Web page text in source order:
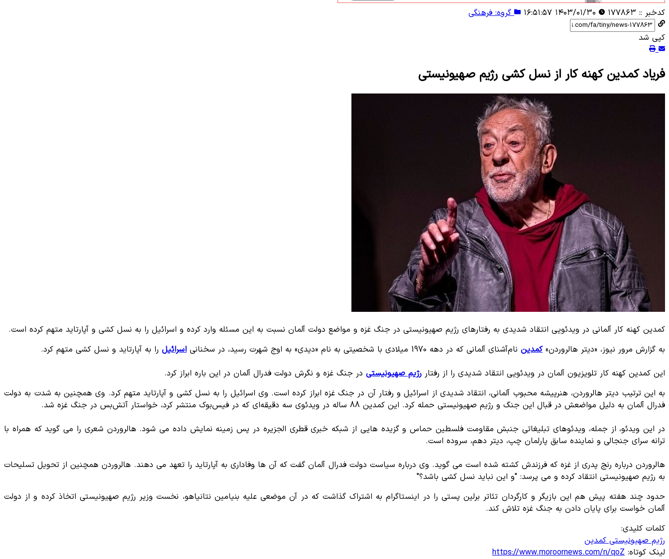
کدخبر :: ۱۷۷۸۶۳ گروه: فرهنگی
کپی شد
فریاد کمدین کهنه کار از نسل کشی رژیم صهیونیستی
کمدین کهنه کار آلمانی در ویدئویی انتقاد شدیدی به رفتارهای رژیم صهیونیستی در جنگ غزه و مواضع دولت آلمان نسبت به این مسئله وارد کرده و اسرائیل را به نسل کشی و آپارتاید متهم کرده است.
به گزارش مرور نیوز، «دیتر هالروردن»کمدین نام‌آشنای آلمانی که در دهه 1970 میلادی با شخصیتی به نام «دیدی» به اوج شهرت رسید، در سخنانی اسرائیل را به آپارتاید و نسل کشی متهم کرد.
این کمدین کهنه کار تلویزیون آلمان در ویدئویی انتقاد شدیدی را از رفتار رژیم صهیونیستی در جنگ غزه و نگرش دولت فدرال آلمان در این باره ابراز کرد.
به این ترتیب دیتر هالروردن، هنرپیشه محبوب آلمانی، انتقاد شدیدی از اسرائیل و رفتار آن در جنگ غزه ابراز کرده است. وی اسرائیل را به نسل کشی و آپارتاید متهم کرد. وی همچنین به شدت به دولت
فدرال آلمان به دلیل مواضعش در قبال این جنگ و رژیم صهیونیستی حمله کرد. این کمدین 88 ساله در ویدئوی سه دقیقه‌ای که در فیس‌بوک منتشر کرد، خواستار آتش‌بس در جنگ غزه شد.
در این ویدئو، از جمله، ویدئوهای تبلیغاتی جنبش مقاومت فلسطین حماس و گزیده هایی از شبکه خبری قطری الجزیره در پس زمینه نمایش داده می شود. هالروردن شعری را می گوید که همراه با
ترانه سرای جنجالی و نماینده سابق پارلمان چپ، دیتر دهم، سروده است.
هالروردن درباره رنج پدری از غزه که فرزندش کشته شده است می گوید. وی درباره سیاست دولت فدرال آلمان گفت که آن ها وفاداری به آپارتاید را تعهد می دهند. هالروردن همچنین از تحویل تسلیحات
به رژیم صهیونیستی انتقاد کرده و می پرسد: "و این نباید نسل کشی باشد؟"
حدود چند هفته پیش هم این بازیگر و کارگردان تئاتر برلین پستی را در اینستاگرام به اشتراک گذاشت که در آن موضعی علیه بنیامین نتانیاهو، نخست وزیر رژیم صهیونیستی اتخاذ کرده و از دولت
آلمان خواست برای پایان دادن به جنگ غزه تلاش کند.
کلمات کلیدی:
رژیم صهیونیستیکمدین
لینک کوتاه: https://www.moroornews.com/n/qoZ